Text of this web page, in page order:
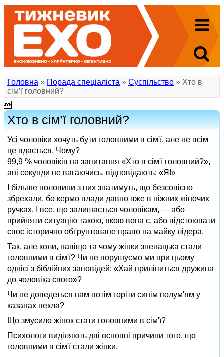
Головна » Порада спеціаліста » Суспільство » Хто в
сім’ї головний?

Хто в сім’ї головний?
Усі чоловіки хочуть бути головними в сім'ї, але не всім
це вдається. Чому?
99,9 % чоловіків на запитання «Хто в сім'ї головний?»,
ані секунди не вагаючись, відповідають: «Я!»
І більше половини з них знатимуть, що безсовісно
збрехали, бо кермо влади давно вже в ніжних жіночих
ручках. І все, що залишається чоловікам, — або
прийняти ситуацію такою, якою вона є, або відстоювати
своє історично обґрунтоване право на майку лідера.
Так, але коли, навіщо та чому жінки зненацька стали
головними в сім'ї? Чи не порушуємо ми при цьому
однієї з біблійних заповідей: «Хай приліпиться дружина
до чоловіка свого»?
Чи не доведеться нам потім горіти синім полум'ям у
казанах пекла?
Що змусило жінок стати головними в сім'ї?
Психологи виділяють дві основні причини того, що
головними в сім'ї стали жінки.